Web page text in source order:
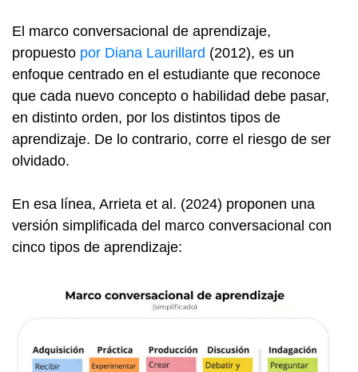
El marco conversacional de aprendizaje,
propuesto por Diana Laurillard (2012), es un
enfoque centrado en el estudiante que reconoce
que cada nuevo concepto o habilidad debe pasar,
en distinto orden, por los distintos tipos de
aprendizaje. De lo contrario, corre el riesgo de ser
olvidado.
En esa línea, Arrieta et al. (2024) proponen una
versión simplificada del marco conversacional con
cinco tipos de aprendizaje: